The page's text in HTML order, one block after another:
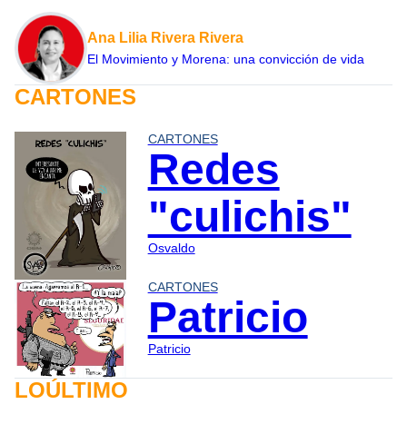
Ana Lilia Rivera Rivera
El Movimiento y Morena: una convicción de vida
CARTONES
CARTONES
Redes
"culichis"
Osvaldo
CARTONES
Patricio
Patricio
LOÚLTIMO